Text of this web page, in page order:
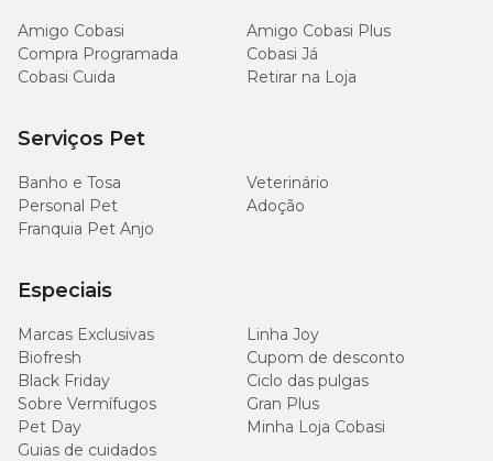
Amigo Cobasi
Amigo Cobasi Plus
Compra Programada
Cobasi Já
Cobasi Cuida
Retirar na Loja
Serviços Pet
Banho e Tosa
Veterinário
Personal Pet
Adoção
Franquia Pet Anjo
Especiais
Marcas Exclusivas
Linha Joy
Biofresh
Cupom de desconto
Black Friday
Ciclo das pulgas
Sobre Vermífugos
Gran Plus
Pet Day
Minha Loja Cobasi
Guias de cuidados